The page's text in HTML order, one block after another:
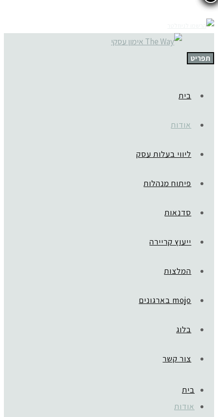
תפריט
בית
אודות
ליווי בעלות עסק
פיתוח מנהלות
סדנאות
ייעוץ קריירה
המלצות
mojo בארגונים
בלוג
צור קשר
בית
אודות